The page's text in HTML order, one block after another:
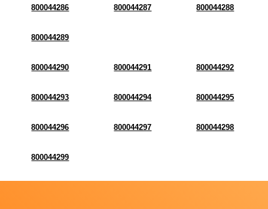
800044286 800044287 800044288
800044289
800044290 800044291 800044292
800044293 800044294 800044295
800044296 800044297 800044298
800044299